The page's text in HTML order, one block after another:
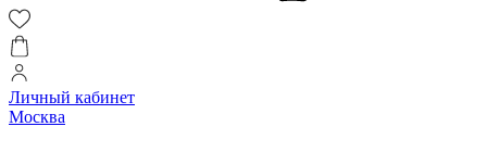
Личный кабинет
Москва